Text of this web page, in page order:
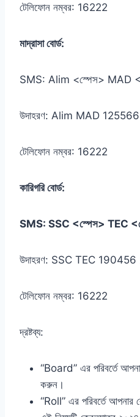
টেলিফোন নম্বর: 16222
মাদ্রাসা বোর্ড:
SMS: Alim <স্পেস> MAD
উদাহরণ: Alim MAD
টেলিফোন নম্বর: 16222
কারিগরি বোর্ড:
SMS: SSC <স্পেস> TEC
উদাহরণ: SSC TEC
টেলিফোন নম্বর: 16222
দ্রষ্টব্য:
“Board” এর পরিবর্তে
করুন।
“Roll” এর পরিবর্তে আপনার